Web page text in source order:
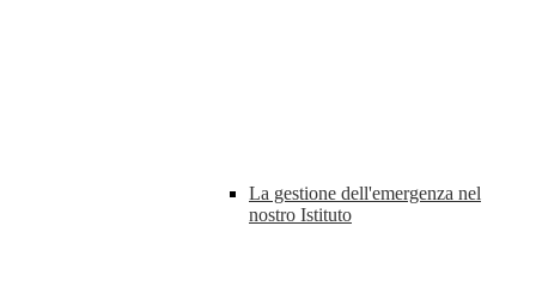
La gestione dell'emergenza nel
nostro Istituto